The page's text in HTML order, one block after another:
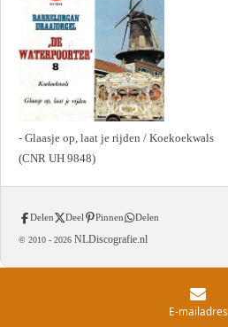
- Glaasje op, laat je rijden / Koekoekwals
(CNR UH 9848)
Delen Deel Pinnen Delen
© 2010 - 2026 NLDiscografie.nl
E-mailadres